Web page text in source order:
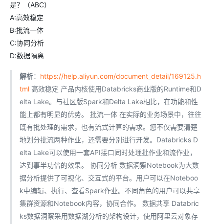
是？（ABC）
A:高效稳定
B:批流一体
C:协同分析
D:数据隔离
解析： https://help.aliyun.com/document_detail/169125.h
tml 高效稳定 产品内核使用Databricks商业版的Runtime和D
elta Lake。与社区版Spark和Delta Lake相比，在功能和性
能上都有明显的优势。 批流一体 在实际的业务场景中，往往
既有批处理的需求，也有流式计算的需求。您不仅需要清楚
地划分批流两种作业，还需要分别进行开发。Databricks D
elta Lake可以使用一套API接口同时处理批作业和流作业，
达到事半功倍的效果。 协同分析 数据洞察Notebook为大数
据分析提供了可视化、交互式的平台。用户可以在Noteboo
k中编辑、执行、查看Spark作业。不同角色的用户可以共享
集群资源和Notebook内容，协同合作。 数据共享 Databric
ks数据洞察采用数据湖分析的架构设计，使用阿里云对象存